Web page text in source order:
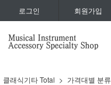
로그인 회원가입
클래식기타 Total 가격대별 분류